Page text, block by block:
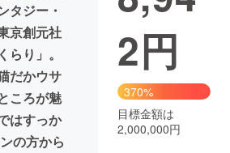
起業
地域活性化
Good
CAMPFIRE Creation
さと納税machi-ya コミュニティ
タジー・
京創元社
り」。
だかウサ
ころが魅
はすっか
の方から
2円
370%
目標金額は
2,000,000円